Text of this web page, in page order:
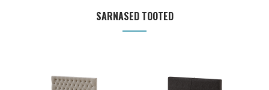
SARNASED TOOTED